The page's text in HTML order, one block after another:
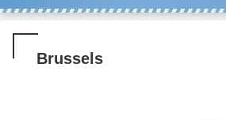
Brussels